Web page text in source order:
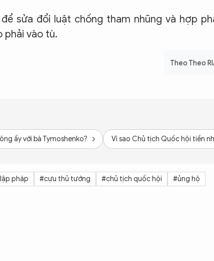
sửa đổi luật chống tham nhũng và hợp
phải vào tù.
Theo Theo
ấy với bà Tymoshenko? Vì sao Chủ tịch Quốc hội tiền
pháp #cựu thủ tướng #chủ tịch quốc hội
#ủng hộ